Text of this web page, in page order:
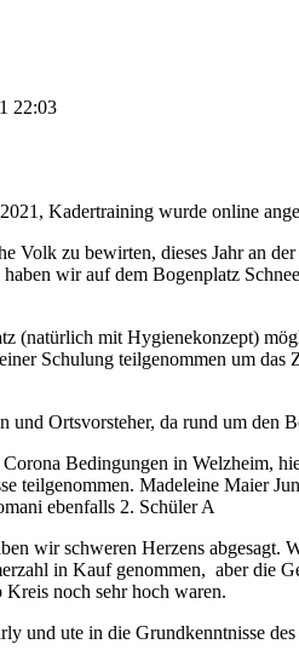
22:03
das
Kadertraining wurde online
Volk zu bewirten, dieses Jahr an
wir auf dem Bogenplatz
(natürlich mit Hygienekonzept)
Schulung teilgenommen um
Ortsvorsteher, da rund um den
Bedingungen in Welzheim,
teilgenommen. Madeleine Maier
ebenfalls 2. Schüler A
wir schweren Herzens abgesagt.
in Kauf genommen, aber die
noch sehr hoch waren.
und ute in die Grundkenntnisse